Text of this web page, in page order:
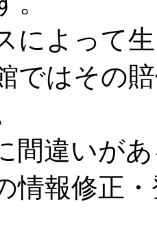
によって
ではその
間違いが
情報修正